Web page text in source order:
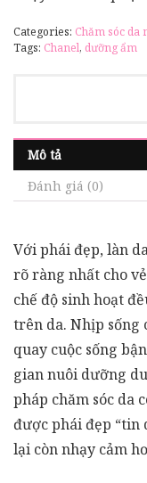
Categories: Chăm sóc da
Tags: Chanel, dưỡng ẩm
Mô tả
Đánh giá (0)
Với phái đẹp, làn
rõ ràng nhất cho
chế độ sinh hoạt
trên da. Nhịp sống
quay cuộc sống
gian nuôi dưỡng
pháp chăm sóc da
được phái đẹp “tin
lại còn nhạy cảm